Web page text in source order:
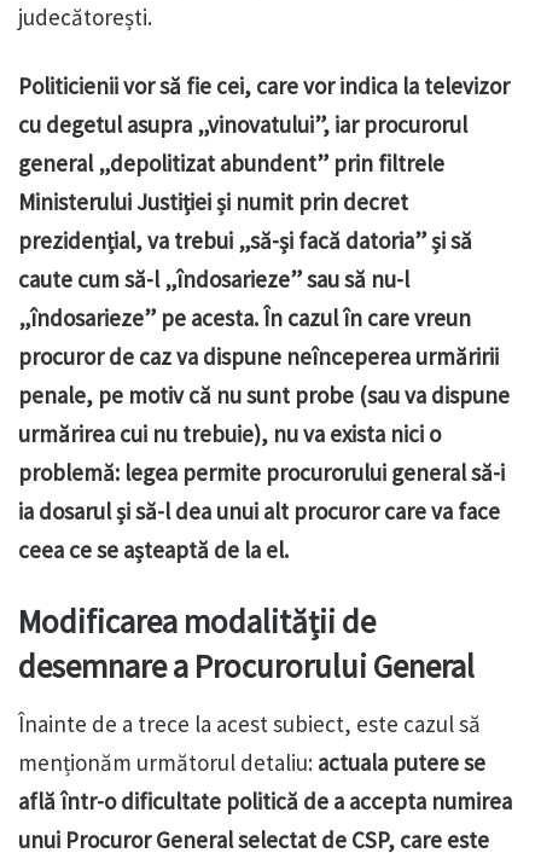
judecătorești.
Politicienii vor să fie cei, care vor indica la televizor
cu degetul asupra „vinovatului”, iar procurorul
general „depolitizat abundent” prin filtrele
Ministerului Justiției și numit prin decret
prezidențial, va trebui „să-și facă datoria” și să
caute cum să-l „îndosarieze” sau să nu-l
„îndosarieze” pe acesta. În cazul în care vreun
procuror de caz va dispune neînceperea urmăririi
penale, pe motiv că nu sunt probe (sau va dispune
urmărirea cui nu trebuie), nu va exista nici o
problemă: legea permite procurorului general să-i
ia dosarul și să-l dea unui alt procuror care va face
ceea ce se așteaptă de la el.
Modificarea modalității de
desemnare a Procurorului General
Înainte de a trece la acest subiect, este cazul să
menționăm următorul detaliu: actuala putere se
află într-o dificultate politică de a accepta numirea
unui Procuror General selectat de CSP, care este